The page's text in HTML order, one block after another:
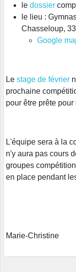
le dossier
le lieu :
Chasseloup,
Google
Le stage de février
prochaine
pour être prête
L'équipe sera à la
n'y aura pas cours
groupes
en place pendant
Marie-Christine